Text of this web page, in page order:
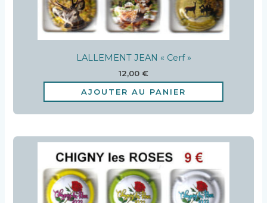
LALLEMENT JEAN « Cerf »
12,00 €
AJOUTER AU PANIER